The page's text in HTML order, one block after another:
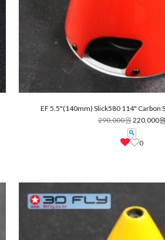
EF 5.5"(140mm) Slick580 114" Carbon
290,000원220,000원
0